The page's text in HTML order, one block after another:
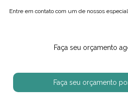
Entre em contato com um de nossos
Faça seu orçamento
Faça seu orçamento